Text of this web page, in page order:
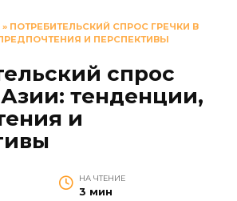
» ПОТРЕБИТЕЛЬСКИЙ СПРОС ГРЕЧКИ В
И ПЕРСПЕКТИВЫ
спрос
тенденции,
и
НА ЧТЕНИЕ
3 мин